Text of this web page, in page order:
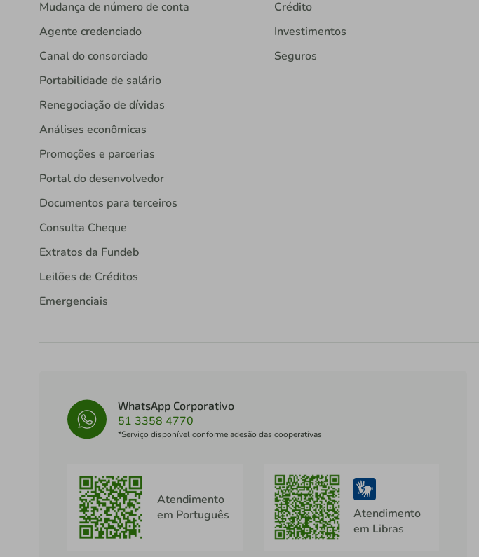
Mudança de número de conta
Agente credenciado
Canal do consorciado
Portabilidade de salário
Renegociação de dívidas
Análises econômicas
Promoções e parcerias
Portal do desenvolvedor
Documentos para terceiros
Consulta Cheque
Extratos da Fundeb
Leilões de Créditos
Emergenciais
Crédito
Investimentos
Seguros
WhatsApp Corporativo
51 3358 4770
*Serviço disponível conforme adesão das cooperativas
Atendimento
em Português
Atendimento
em Libras